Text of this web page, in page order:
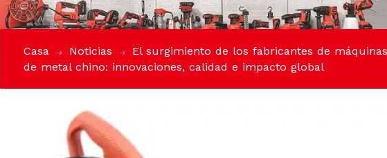
Casa Noticias
El surgimiento de los fabricantes de
de metal chino: innovaciones, calidad e impacto global